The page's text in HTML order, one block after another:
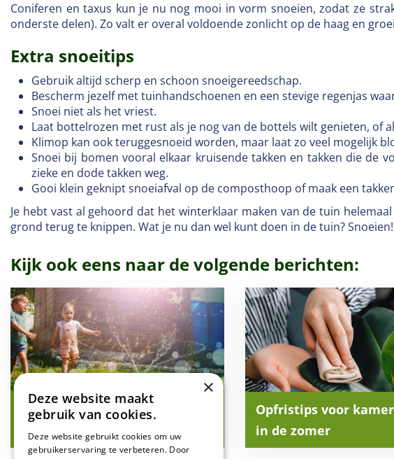
Coniferen en taxus kun je nu nog mooi in vorm snoeien, zodat ze
onderste delen). Zo valt er overal voldoende zonlicht op de haag en
Extra snoeitips
Gebruik altijd scherp en schoon snoeigereedschap.
Bescherm jezelf met tuinhandschoenen en een stevige regenjas
Snoei niet als het vriest.
Laat bottelrozen met rust als je nog van de bottels wilt genieten, of
Klimop kan ook teruggesnoeid worden, maar laat zo veel mogelijk
Snoei bij bomen vooral elkaar kruisende takken en takken die de
zieke en dode takken weg.
Gooi klein geknipt snoeiafval op de composthoop of maak een
Je hebt vast al gehoord dat het winterklaar maken van de tuin
grond terug te knippen. Wat je nu dan wel kunt doen in de tuin? Snoeien!
Kijk ook eens naar de volgende berichten:
Vakantietips (voor kids) in
eigen tuin
Opfristips voor
in de zomer
×
Deze website maakt
gebruik van cookies.
Deze website gebruikt cookies om uw
gebruikerservaring te verbeteren. Door